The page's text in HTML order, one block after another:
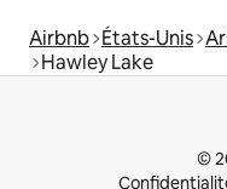
Airbnb États-Unis
Hawley Lake
©